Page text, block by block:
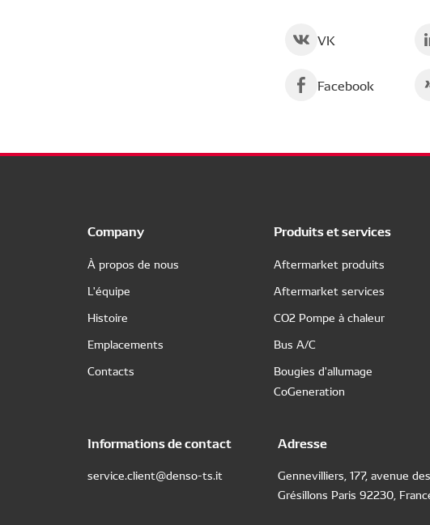
VK
Facebook
Company
À propos de nous
L'équipe
Histoire
Emplacements
Contacts
Produits et services
Aftermarket produits
Aftermarket services
CO2 Pompe à chaleur
Bus A/C
Bougies d'allumage
CoGeneration
Informations de contact
service.client@denso-ts.it
Adresse
Gennevilliers, 177, avenue des
Grésillons Paris 92230,